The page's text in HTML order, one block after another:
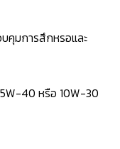
คุมการสึกหรอและ
40 หรือ 10W-30